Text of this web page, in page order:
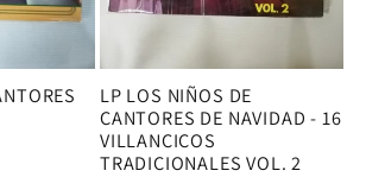
LP LOS NIÑOS DE
CANTORES DE NAVIDAD - 16
VILLANCICOS
TRADICIONALES VOL. 2